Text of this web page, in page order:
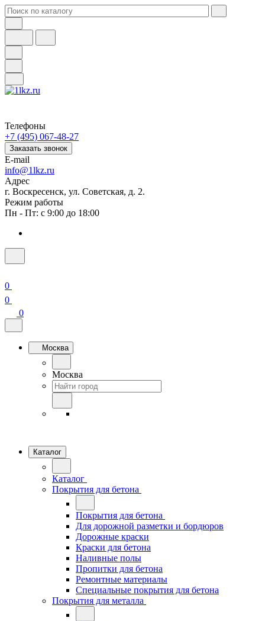
Телефоны
+7 (495) 067-48-27
Заказать звонок
E-mail
info@1lkz.ru
Адрес
г. Воскресенск, ул. Советская, д. 2.
Режим работы
Пн - Пт: с 9:00 до 18:00
0
0
0
Москва
Москва
Каталог
Каталог
Покрытия для бетона
Покрытия для бетона
Для дорожной разметки и бордюров
Дорожные краски
Краски для бетона
Наливные полы
Пропитки для бетона
Ремонтные материалы
Специальные покрытия для бетона
Покрытия для металла